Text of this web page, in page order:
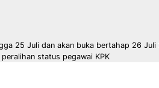
25 Juli dan akan buka bertahap 26 Juli
status pegawai KPK